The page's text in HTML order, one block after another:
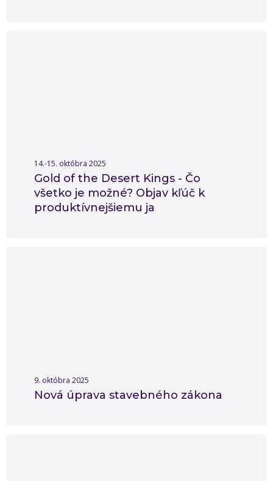
14.-15. októbra 2025
Gold of the Desert Kings - Čo
všetko je možné? Objav kľúč k
produktívnejšiemu ja
9. októbra 2025
Nová úprava stavebného zákona